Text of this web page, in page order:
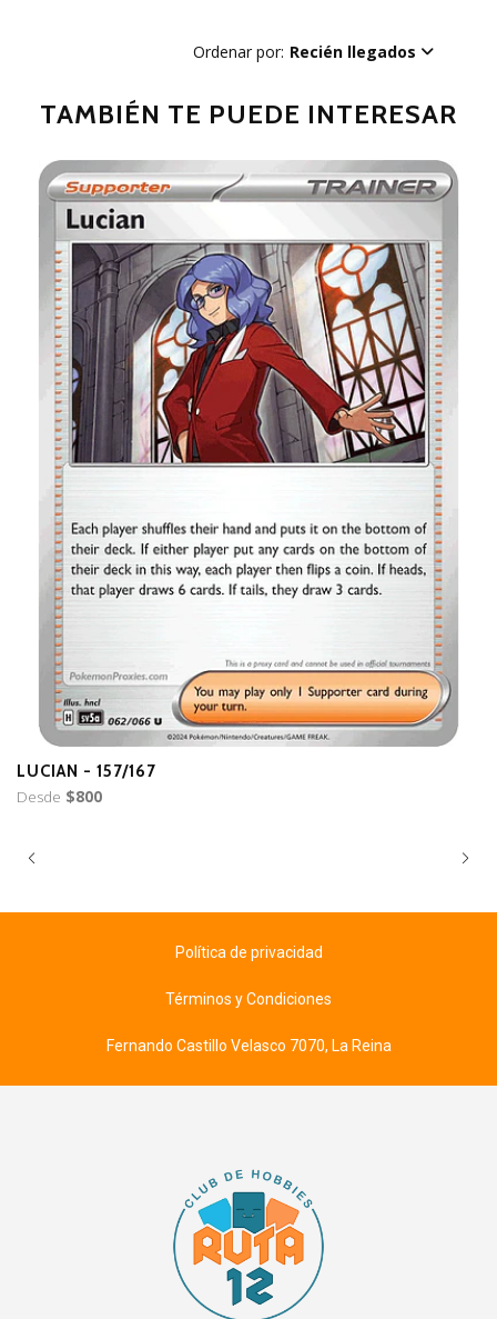
Ordenar por: Recién llegados
TAMBIÉN TE PUEDE INTERESAR
LUCIAN - 157/167
Desde $800
Política de privacidad
Términos y Condiciones
Fernando Castillo Velasco 7070, La Reina